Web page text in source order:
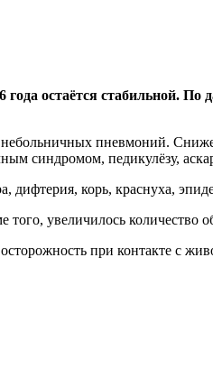
остаётся стабильной.
пневмоний.
синдромом, педикулёзу,
корь, краснуха,
того, увеличилось
при контакте с